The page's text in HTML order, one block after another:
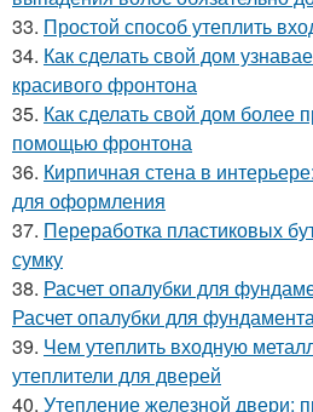
33. Простой способ утеплить
34. Как сделать свой дом
красивого фронтона
35. Как сделать свой дом более
помощью фронтона
36. Кирпичная стена в
для оформления
37. Переработка пластиковых
сумку
38. Расчет опалубки для
Расчет опалубки для фундамента
39. Чем утеплить входную
утеплители для дверей
40. Утепление железной двери: